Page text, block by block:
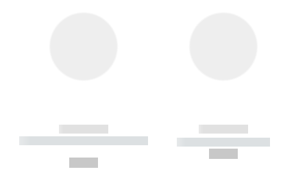
------------
----------- ----------- --------
------------
----------- -----------